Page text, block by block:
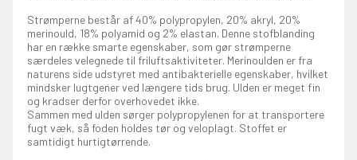
Strømperne består af 40% polypropylen, 20% akryl, 20%
merinould, 18% polyamid og 2% elastan. Denne stofblanding
har en række smarte egenskaber, som gør strømperne
særdeles velegnede til friluftsaktiviteter. Merinoulden er fra
naturens side udstyret med antibakterielle egenskaber, hvilket
mindsker lugtgener ved længere tids brug. Ulden er meget fin
og kradser derfor overhovedet ikke.
Sammen med ulden sørger polypropylenen for at transportere
fugt væk, så foden holdes tør og veloplagt. Stoffet er
samtidigt hurtigtørrende.